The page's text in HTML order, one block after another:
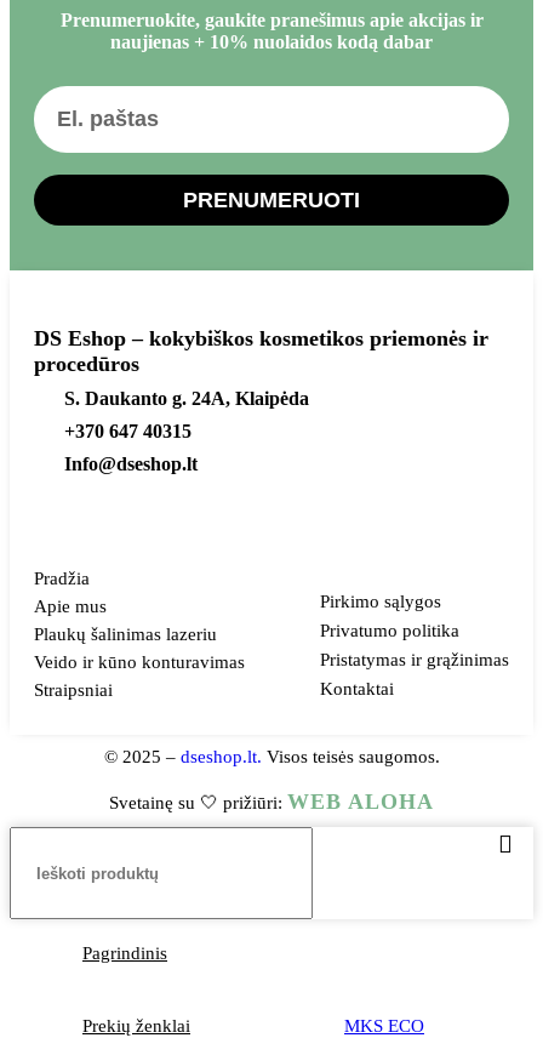
Prenumeruokite, gaukite pranešimus apie akcijas ir
naujienas + 10% nuolaidos kodą dabar
PRENUMERUOTI
DS Eshop – kokybiškos kosmetikos priemonės ir
procedūros
S. Daukanto g. 24A, Klaipėda
+370 647 40315
Info@dseshop.lt
Pradžia
Apie mus
Plaukų šalinimas lazeriu
Veido ir kūno konturavimas
Straipsniai
Pirkimo sąlygos
Privatumo politika
Pristatymas ir grąžinimas
Kontaktai
© 2025 – dseshop.lt. Visos teisės saugomos.
Svetainę su 🤍 prižiūri: WEB ALOHA
Pagrindinis
Prekių ženklai MKS ECO